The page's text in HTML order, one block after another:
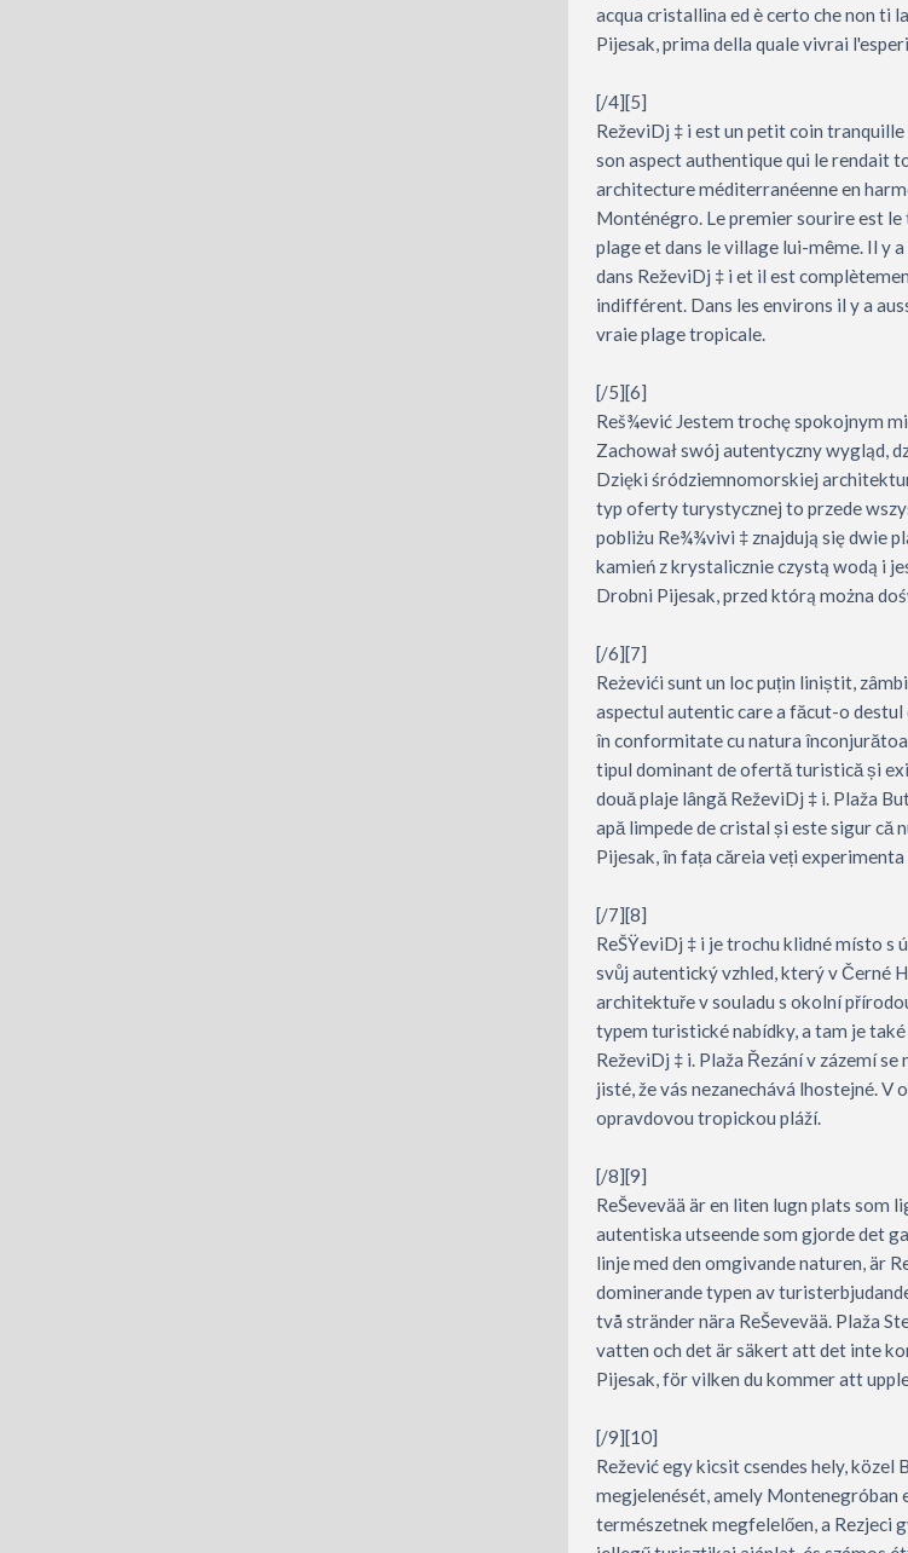
acqua cristallina ed è certo che non ti
Pijesak, prima della quale vivrai
[/4][5]
ReževiDj ‡ i est un petit coin
son aspect authentique qui le rendait
architecture méditerranéenne en
Monténégro. Le premier sourire est
plage et dans le village lui-même. Il y
dans ReževiDj ‡ i et il est
indifférent. Dans les environs il y a
vraie plage tropicale.
[/5][6]
Reš¾ević Jestem trochę spokojnym
Zachował swój autentyczny wygląd,
Dzięki śródziemnomorskiej
typ oferty turystycznej to przede
pobliżu Re¾¾vivi ‡ znajdują się dwie
kamień z krystalicznie czystą wodą i
Drobni Pijesak, przed którą można
[/6][7]
Reżevići sunt un loc puțin liniștit,
aspectul autentic care a făcut-o
în conformitate cu natura
tipul dominant de ofertă turistică și
două plaje lângă ReževiDj ‡ i. Plaža
apă limpede de cristal și este sigur că
Pijesak, în fața căreia veți
[/7][8]
ReŠŸeviDj ‡ i je trochu klidné místo s
svůj autentický vzhled, který v Černé
architektuře v souladu s okolní
typem turistické nabídky, a tam je
ReževiDj ‡ i. Plaža Řezání v zázemí
jisté, že vás nezanechává lhostejné. V
opravdovou tropickou pláží.
[/8][9]
ReŠevevää är en liten lugn plats som
autentiska utseende som gjorde det
linje med den omgivande naturen, är
dominerande typen av
två stränder nära ReŠevevää. Plaža
vatten och det är säkert att det inte
Pijesak, för vilken du kommer att
[/9][10]
Režević egy kicsit csendes hely,
megjelenését, amely
természetnek megfelelően, a Rezjeci